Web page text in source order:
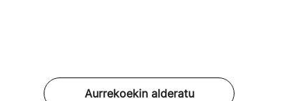
Aurrekoekin alderatu